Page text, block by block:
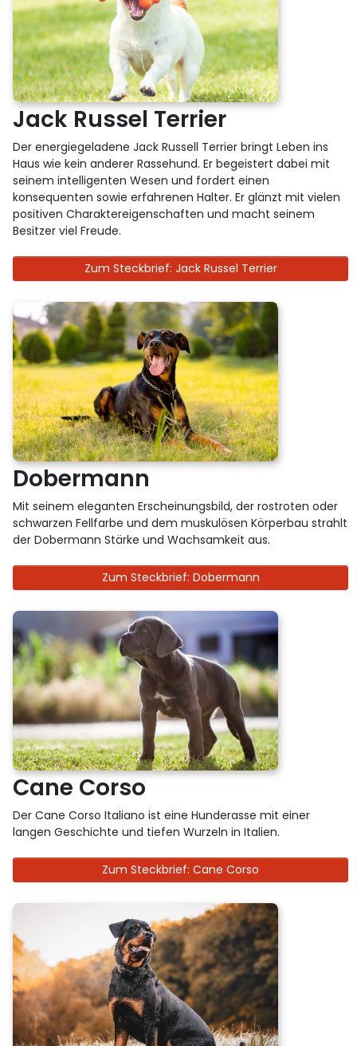
Jack Russel Terrier
Der energiegeladene Jack Russell Terrier bringt Leben ins
Haus wie kein anderer Rassehund. Er begeistert dabei mit
seinem intelligenten Wesen und fordert einen
konsequenten sowie erfahrenen Halter. Er glänzt mit vielen
positiven Charaktereigenschaften und macht seinem
Besitzer viel Freude.
Zum Steckbrief: Jack Russel Terrier
Dobermann
Mit seinem eleganten Erscheinungsbild, der rostroten oder
schwarzen Fellfarbe und dem muskulösen Körperbau strahlt
der Dobermann Stärke und Wachsamkeit aus.
Zum Steckbrief: Dobermann
Cane Corso
Der Cane Corso Italiano ist eine Hunderasse mit einer
langen Geschichte und tiefen Wurzeln in Italien.
Zum Steckbrief: Cane Corso